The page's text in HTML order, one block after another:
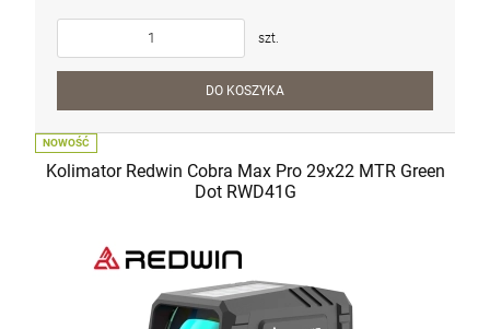
szt.
DO KOSZYKA
Kolimator Redwin Cobra Max Pro 29x22 MTR Green
Dot RWD41G
NOWOŚĆ